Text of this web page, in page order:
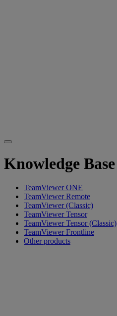
Knowledge Base
TeamViewer ONE
TeamViewer Remote
TeamViewer (Classic)
TeamViewer Tensor
TeamViewer Tensor (Classic)
TeamViewer Frontline
Other products